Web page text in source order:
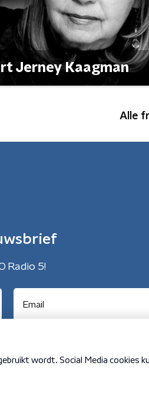
Jerney Kaagman
Alle
Radio 5!